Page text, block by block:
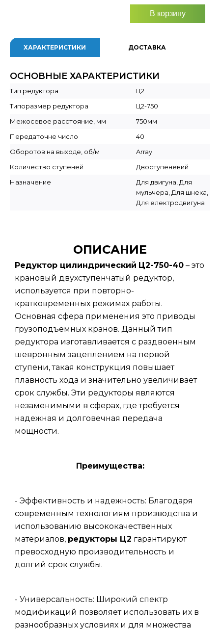
В корзину
ХАРАКТЕРИСТИКИ ДОСТАВКА
ОСНОВНЫЕ ХАРАКТЕРИСТИКИ
Тип редуктора
Ц2
Типоразмер редуктора
Ц2-750
Межосевое расстояние, мм
750мм
Передаточне число
40
Оборотов на выходе, об/м
Array
Количество ступеней
Двоступеневий
Назначение
Для двигуна, Для
мульчера, Для шнека,
Для електродвигуна
ОПИСАНИЕ
Редуктор цилиндрический Ц2-750-40 – это
крановый двухступенчатый редуктор,
используется при повторно-
кратковременных режимах работы.
Основная сфера применения это приводы
грузоподъемных кранов. Данный тип
редуктора изготавливается с раздвоенным
шевронным зацеплением на первой
ступени, такая конструкция повышает
плавность хода и значительно увеличивает
срок службы. Эти редукторы являются
незаменимыми в сферах, где требуется
надежная и долговечная передача
мощности.
Преимущества:
- Эффективность и надежность: Благодаря
современным технологиям производства и
использованию высококачественных
материалов, редукторы Ц2 гарантируют
превосходную производительность и
долгий срок службы.
- Универсальность: Широкий спектр
модификаций позволяет использовать их в
разнообразных условиях и для множества